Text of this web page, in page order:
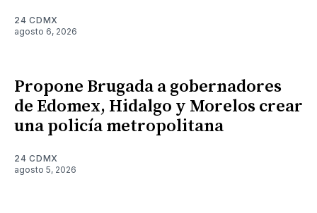
24 CDMX
agosto 6, 2026
Propone Brugada a gobernadores
de Edomex, Hidalgo y Morelos crear
una policía metropolitana
24 CDMX
agosto 5, 2026